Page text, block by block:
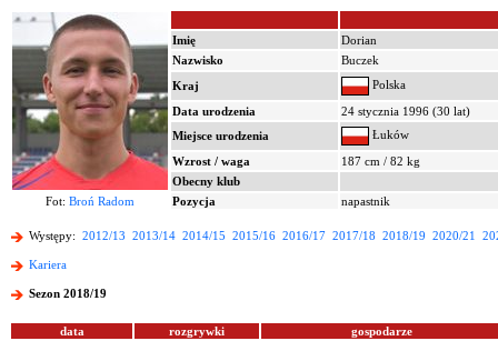
Imię
Dorian
Nazwisko
Buczek
Kraj
Polska
Data urodzenia
24 stycznia 1996 (30 lat)
Miejsce urodzenia
Łuków
Wzrost / waga
187 cm / 82 kg
Obecny klub
Fot: Broń Radom Pozycja napastnik
Występy: 2012/13 2013/14 2014/15 2015/16 2016/17 2017/18 2018/19 2020/21
Kariera
Sezon 2018/19
data rozgrywki
gospodarze